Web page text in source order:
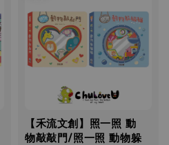
【禾流文創】照一照 動
物敲敲門/照一照 動物躲